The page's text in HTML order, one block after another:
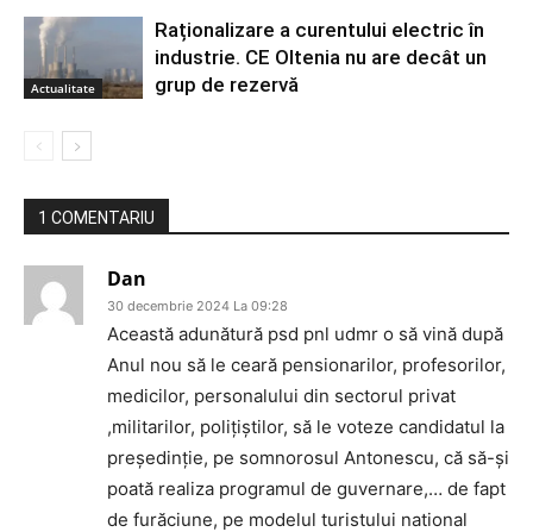
Actualitate
Raționalizare a curentului electric în
industrie. CE Oltenia nu are decât un
grup de rezervă
1 COMENTARIU
Dan
30 decembrie 2024 La 09:28
Această adunătură psd pnl udmr o să vină după
Anul nou să le ceară pensionarilor, profesorilor,
medicilor, personalului din sectorul privat
,militarilor, polițiștilor, să le voteze candidatul la
președinție, pe somnorosul Antonescu, că să-și
poată realiza programul de guvernare,… de fapt
de furăciune, pe modelul turistului national